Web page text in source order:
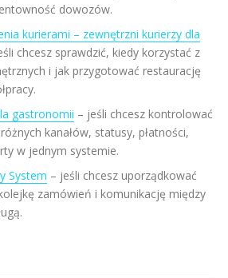
dowozów.
kurierami – zewnętrzni kurierzy dla
chcesz sprawdzić, kiedy korzystać z
i jak przygotować restaurację
gastronomii – jeśli chcesz kontrolować
kanałów, statusy, płatności,
w jednym systemie.
System – jeśli chcesz uporządkować
zamówień i komunikację między